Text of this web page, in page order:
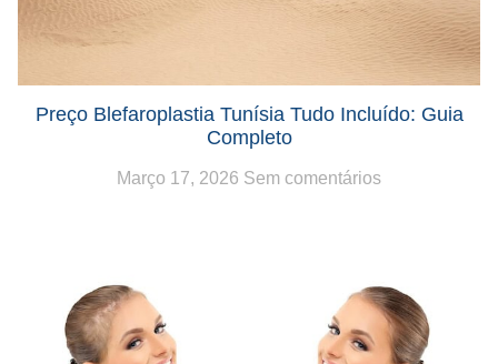
Preço Blefaroplastia Tunísia Tudo Incluído: Guia
Completo
Março 17, 2026 Sem comentários